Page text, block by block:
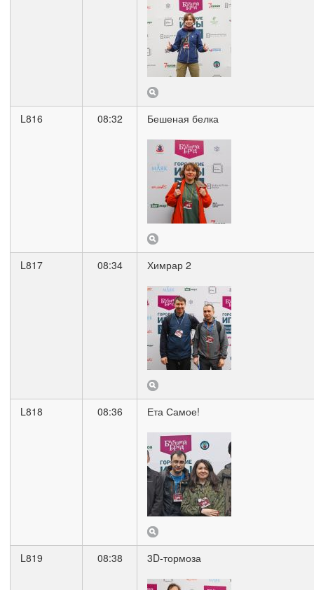
L816 08:32 Бешеная белка
L817 08:34 Химрар 2
L818 08:36 Ета Самое!
L819 08:38 3D-тормоза